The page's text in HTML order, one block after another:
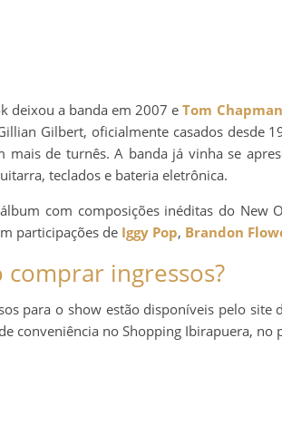
deixou a banda em 2007 eTom Chapman
Gilbert, oficialmente casados desde
mais de turnês. A banda já vinha se
teclados e bateria eletrônica.
com composições inéditas do New
participações de Iggy Pop, Brandon
comprar ingressos?
para o show estão disponíveis pelo site
conveniência no Shopping Ibirapuera, no